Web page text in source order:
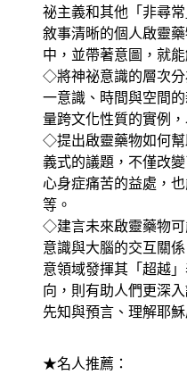
祕主義和其他「非尋
敘事清晰的個人啟靈
中，並帶著意圖，就
◇將神祕意識的層次
一意識、時間與空間
量跨文化性質的實例
◇提出啟靈藥物如何幫
義式的議題，不僅改
心身症痛苦的益處，
等。
◇建言未來啟靈藥物
意識與大腦的交互關
意領域發揮其「超越
向，則有助人們更深
先知與預言、理解耶
★名人推薦：